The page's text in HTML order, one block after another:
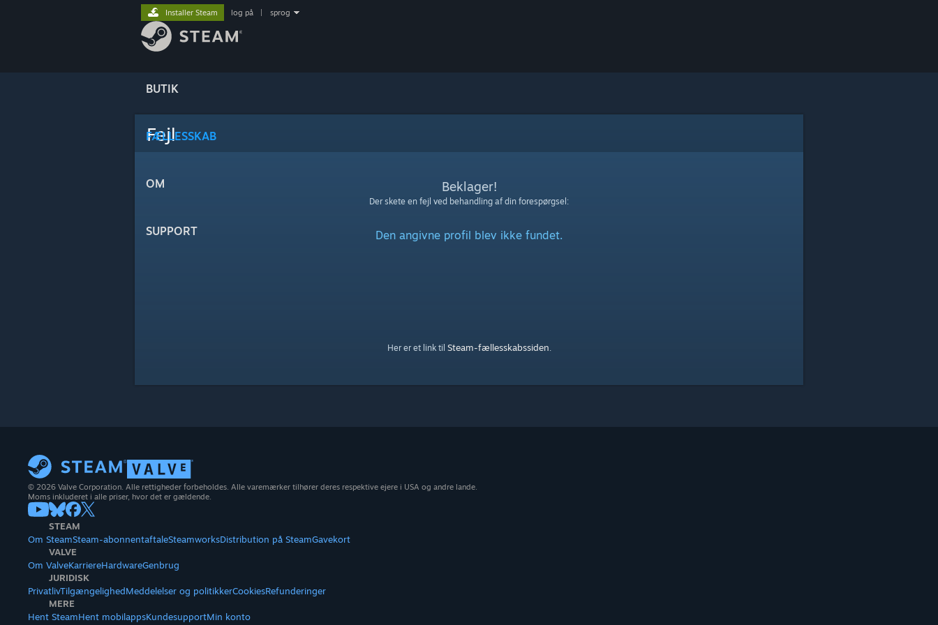
BUTIK
FÆLLESSKAB
OM
SUPPORT
Installer Steam log på sprog
Fejl
Beklager!
Der skete en fejl ved behandling af din forespørgsel:
Den angivne profil blev ikke fundet.
Her er et link til Steam-fællesskabssiden.
© 2026 Valve Corporation. Alle rettigheder forbeholdes. Alle varemærker tilhører deres respektive ejere i USA og andre lande.
Moms inkluderet i alle priser, hvor det er gældende.
STEAM
Om SteamSteam-abonnentaftaleSteamworksDistribution på SteamGavekort
VALVE
Om ValveKarriereHardwareGenbrug
JURIDISK
PrivatlivTilgængelighedMeddelelser og politikkerCookiesRefunderinger
MERE
Hent SteamHent mobilappsKundesupportMin konto